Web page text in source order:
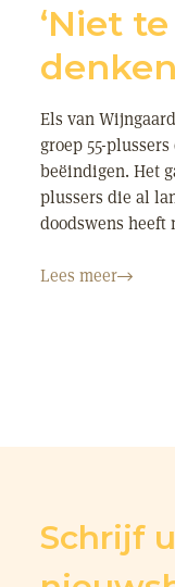
‘Niet
Els van
groep 55-
beëindigen. Het
plussers die al
doodswens heeft
Lees meer
Schrijf